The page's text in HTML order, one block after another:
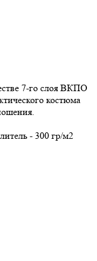
7-го слоя ВКПО
костюма
- 300 гр/м2